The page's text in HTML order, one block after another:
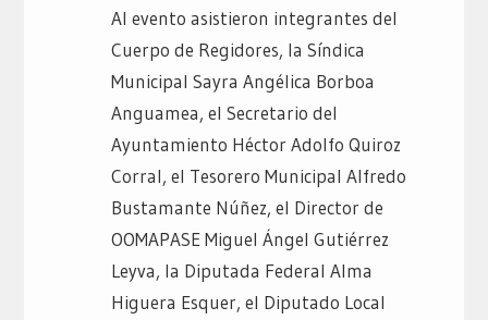
Al evento asistieron integrantes del
Cuerpo de Regidores, la Síndica
Municipal Sayra Angélica Borboa
Anguamea, el Secretario del
Ayuntamiento Héctor Adolfo Quiroz
Corral, el Tesorero Municipal Alfredo
Bustamante Núñez, el Director de
OOMAPASE Miguel Ángel Gutiérrez
Leyva, la Diputada Federal Alma
Higuera Esquer, el Diputado Local